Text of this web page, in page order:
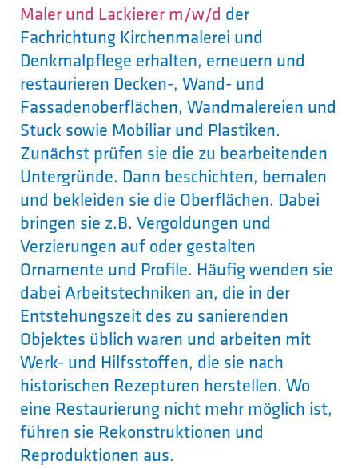
Maler und Lackierer m/w/d der
Fachrichtung Kirchenmalerei und
Denkmalpflege erhalten, erneuern und
restaurieren Decken-, Wand- und
Fassadenoberflächen, Wandmalereien und
Stuck sowie Mobiliar und Plastiken.
Zunächst prüfen sie die zu bearbeitenden
Untergründe. Dann beschichten, bemalen
und bekleiden sie die Oberflächen. Dabei
bringen sie z.B. Vergoldungen und
Verzierungen auf oder gestalten
Ornamente und Profile. Häufig wenden sie
dabei Arbeitstechniken an, die in der
Entstehungszeit des zu sanierenden
Objektes üblich waren und arbeiten mit
Werk- und Hilfsstoffen, die sie nach
historischen Rezepturen herstellen. Wo
eine Restaurierung nicht mehr möglich ist,
führen sie Rekonstruktionen und
Reproduktionen aus.